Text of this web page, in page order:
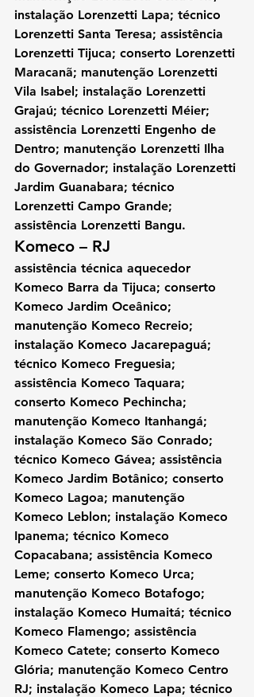
instalação Lorenzetti Lapa; técnico
Lorenzetti Santa Teresa; assistência
Lorenzetti Tijuca; conserto Lorenzetti
Maracanã; manutenção Lorenzetti
Vila Isabel; instalação Lorenzetti
Grajaú; técnico Lorenzetti Méier;
assistência Lorenzetti Engenho de
Dentro; manutenção Lorenzetti Ilha
do Governador; instalação Lorenzetti
Jardim Guanabara; técnico
Lorenzetti Campo Grande;
assistência Lorenzetti Bangu.
Komeco – RJ
assistência técnica aquecedor
Komeco Barra da Tijuca; conserto
Komeco Jardim Oceânico;
manutenção Komeco Recreio;
instalação Komeco Jacarepaguá;
técnico Komeco Freguesia;
assistência Komeco Taquara;
conserto Komeco Pechincha;
manutenção Komeco Itanhangá;
instalação Komeco São Conrado;
técnico Komeco Gávea; assistência
Komeco Jardim Botânico; conserto
Komeco Lagoa; manutenção
Komeco Leblon; instalação Komeco
Ipanema; técnico Komeco
Copacabana; assistência Komeco
Leme; conserto Komeco Urca;
manutenção Komeco Botafogo;
instalação Komeco Humaitá; técnico
Komeco Flamengo; assistência
Komeco Catete; conserto Komeco
Glória; manutenção Komeco Centro
RJ; instalação Komeco Lapa; técnico